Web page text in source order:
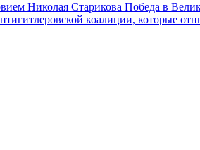
Николая Старикова Победа в
коалиции, которые